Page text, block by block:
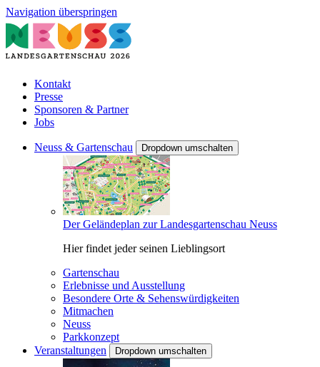
Navigation überspringen
Kontakt
Presse
Sponsoren & Partner
Jobs
Neuss & Gartenschau Dropdown umschalten
Der Geländeplan zur Landesgartenschau Neuss
Hier findet jeder seinen Lieblingsort
Gartenschau
Erlebnisse und Ausstellung
Besondere Orte & Sehenswürdigkeiten
Mitmachen
Neuss
Parkkonzept
Veranstaltungen
Dropdown umschalten